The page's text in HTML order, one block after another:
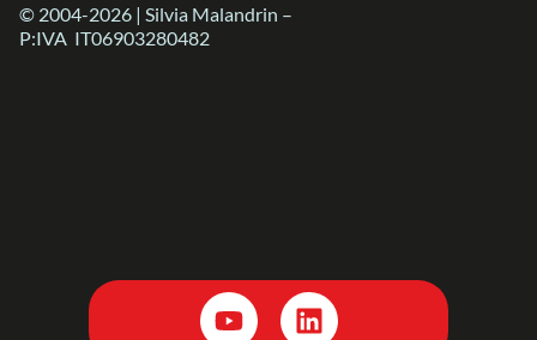
© 2004-2026 | Silvia Malandrin –
P:IVA IT06903280482